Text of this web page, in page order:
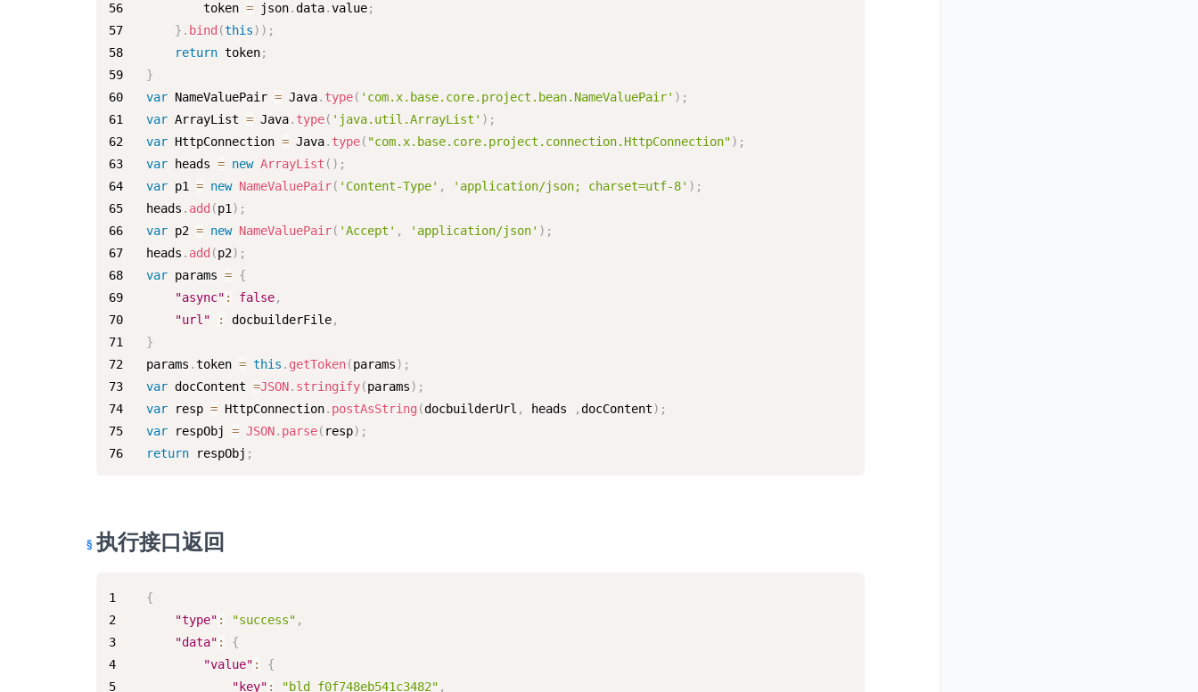
        token
= json.data.value;
} . bind (this) ) ;
return token;
}
var NameValuePair = Java. type( 'com.x.base.core.project.bean.NameValuePair' ) ;
var ArrayList = Java. type( 'java.util.ArrayList' ) ;
var HttpConnection = Java. type( "com.x.base.core.project.connection.HttpConnection") ;
var heads = new ArrayList ( ) ;
var p1 = new NameValuePair( 'Content-Type' , 'application/json; charset=utf-8' ) ;
heads . add (p1 ) ;
var p2 = new NameValuePair( 'Accept' , 'application/json' ) ;
heads . add (p2) ;
var params = {
"async" : false,
"url"
: docbuilderFile,
}
params .token = this . getToken(params) ;
var docContent =JSON. stringify(params) ;
var resp = HttpConnection. postAsString (docbuilderUrl , heads ,docContent) ;
var respObj = JSON. parse( resp) ;
return respObj ;
执行接口返回
{
"type" : "success" ,
"data" :
{
"value" :
{
"key" : "bld_f0f748eb541c3482" ,